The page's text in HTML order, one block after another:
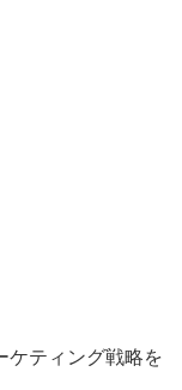
ケティング戦略を